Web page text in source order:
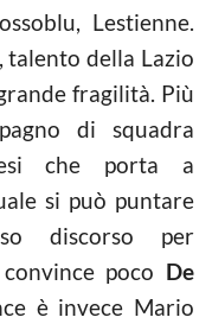
Lestienne.
, talento della Lazio
fragilità. Più
di squadra
che porta a
si può puntare
discorso per
poco De
è invece Mario